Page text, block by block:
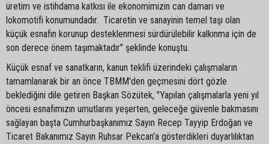
üretim ve istihdama katkısı ile ekonomimizin can damarı ve
lokomotifi konumundadır. Ticaretin ve sanayinin temel taşı olan
küçük esnafın korunup desteklenmesi sürdürülebilir kalkınma için de
son derece önem taşımaktadır" şeklinde konuştu.
Küçük esnaf ve sanatkarın, kanun teklifi üzerindeki çalışmaların
tamamlanarak bir an önce TBMM'den geçmesini dört gözle
beklediğini dile getiren Başkan Sözütek, "Yapılan çalışmalarla yeni yıl
öncesi esnafımızın umutlarını yeşerten, geleceğe güvenle bakmasını
sağlayan başta Cumhurbaşkanımız Sayın Recep Tayyip Erdoğan ve
Ticaret Bakanımız Sayın Ruhsar Pekcan'a gösterdikleri duyarlılıktan